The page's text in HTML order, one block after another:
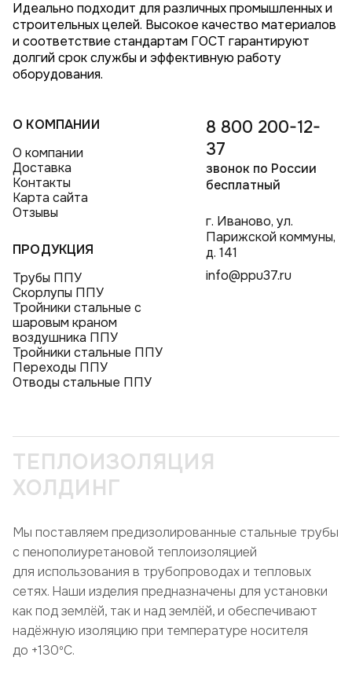
Идеально подходит для различных промышленных и
строительных целей. Высокое качество материалов
и соответствие стандартам ГОСТ гарантируют
долгий срок службы и эффективную работу
оборудования.
О КОМПАНИИ
О компании
Доставка
Контакты
Карта сайта
Отзывы
ПРОДУКЦИЯ
Трубы ППУ
Скорлупы ППУ
Тройники стальные с
шаровым краном
воздушника ППУ
Тройники стальные ППУ
Переходы ППУ
Отводы стальные ППУ
8 800 200-12-
37
звонок по России
бесплатный
г. Иваново, ул.
Парижской коммуны,
д. 141
info@ppu37.ru
ТЕПЛОИЗОЛЯЦИЯ
ХОЛДИНГ
Мы поставляем предизолированные стальные трубы
с пенополиуретановой теплоизоляцией
для использования в трубопроводах и тепловых
сетях. Наши изделия предназначены для установки
как под землёй, так и над землёй, и обеспечивают
надёжную изоляцию при температуре носителя
до +130ºC.